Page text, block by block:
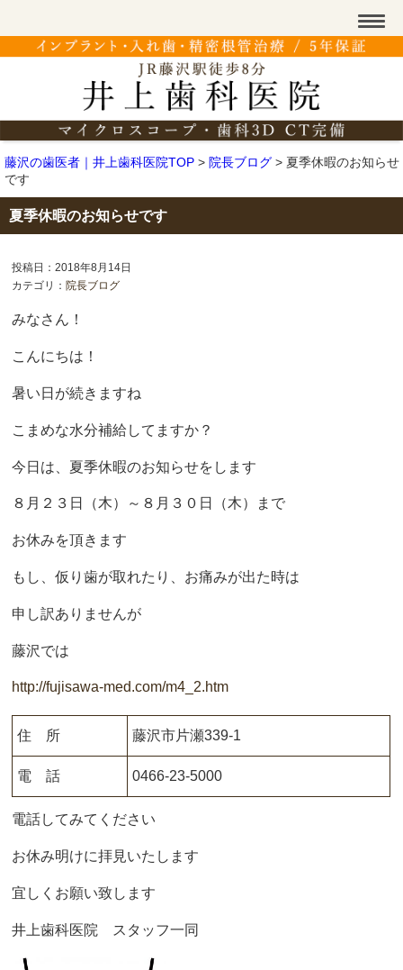
藤沢の歯医者｜井上歯科医院TOP > 院長ブログ > 夏季休暇のお知らせ
です
夏季休暇のお知らせです
投稿日：2018年8月14日
カテゴリ： 院長ブログ
みなさん！
こんにちは！
暑い日が続きますね
こまめな水分補給してますか？
今日は、夏季休暇のお知らせをします
８月２３日（木）～８月３０日（木）まで
お休みを頂きます
もし、仮り歯が取れたり、お痛みが出た時は
申し訳ありませんが
藤沢では
http://fujisawa-med.com/m4_2.htm
住 所 藤沢市片瀬339-1
電 話 0466-23-5000
電話してみてください
お休み明けに拝見いたします
宜しくお願い致します
井上歯科医院 スタッフ一同